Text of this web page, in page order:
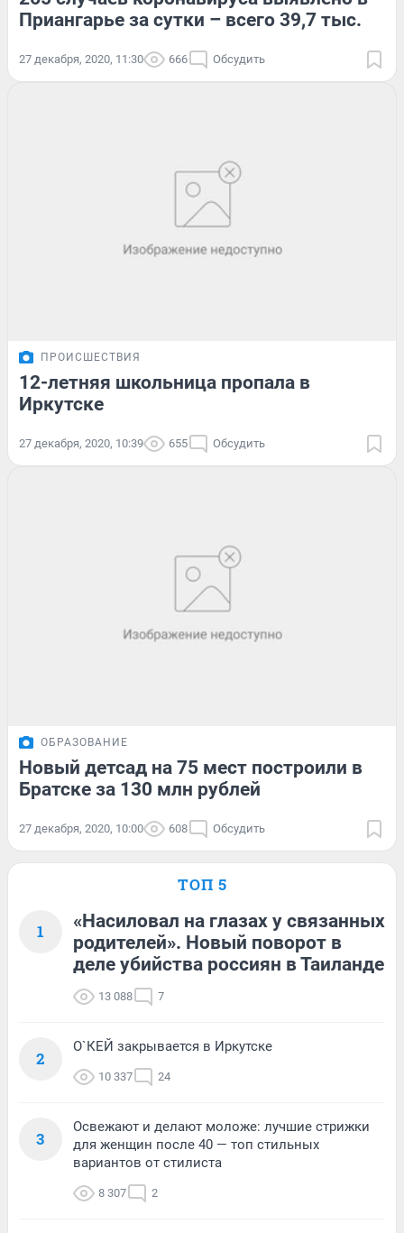
Приангарье за сутки – всего 39,7 тыс.
27 декабря, 2020, 11:30 666 Обсудить
ПРОИСШЕСТВИЯ
12-летняя школьница пропала в
Иркутске
27 декабря, 2020, 10:39 655 Обсудить
ОБРАЗОВАНИЕ
Новый детсад на 75 мест построили в
Братске за 130 млн рублей
27 декабря, 2020, 10:00 608 Обсудить
ТОП 5
1
«Насиловал на глазах у связанных
родителей». Новый поворот в
деле убийства россиян в Таиланде
13 088 7
2
О`КЕЙ закрывается в Иркутске
10 337 24
3
Освежают и делают моложе: лучшие стрижки
для женщин после 40 — топ стильных
вариантов от стилиста
8 307 2